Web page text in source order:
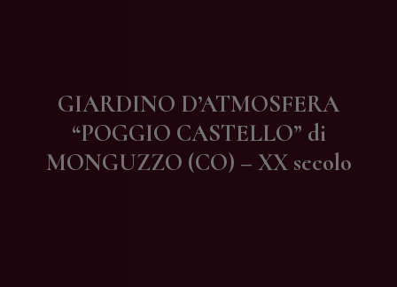
GIARDINO D’ATMOSFERA
“POGGIO CASTELLO” di
MONGUZZO (CO) – XX secolo